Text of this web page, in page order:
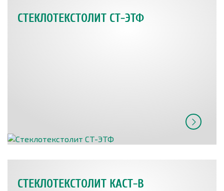
СТЕКЛОТЕКСТОЛИТ СТ-ЭТФ
СТЕКЛОТЕКСТОЛИТ КАСТ-В